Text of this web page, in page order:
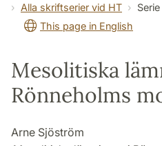
Alla skriftserier vid HT
Serie
This page in English
Mesolitiska
Rönneholms
Arne Sjöström